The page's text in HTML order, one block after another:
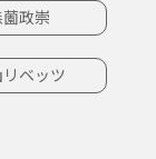
政崇
ベッツ